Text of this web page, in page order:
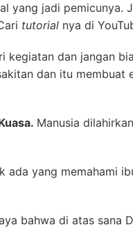
yang jadi pemicunya.
tutorial nya di
kegiatan dan jangan
dan itu membuat
Manusia
yang memahami
bahwa di atas sana